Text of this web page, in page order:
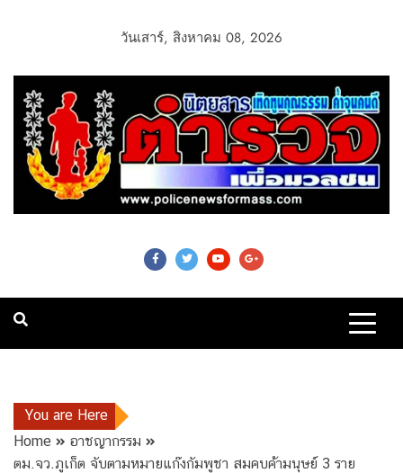
วันเสาร์, สิงหาคม 08, 2026
Police News For
Mass
You are Here
Home
อาชญากรรม
ตม.จว.ภูเก็ต จับตามหมายแก๊งกัมพูชา สมคบค้ามนุษย์ 3 ราย